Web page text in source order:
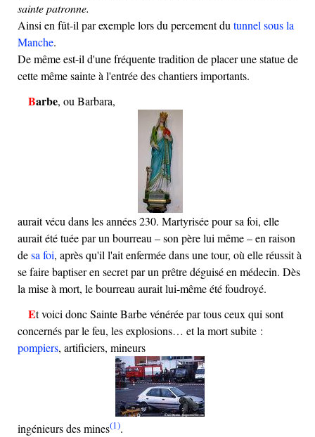
sainte patronne.
Ainsi en fût-il par exemple lors du percement du tunnel sous la
Manche.
De même est-il d'une fréquente tradition de placer une statue de
cette même sainte à l'entrée des chantiers importants.
Barbe, ou Barbara,
aurait vécu dans les années 230. Martyrisée pour sa foi, elle
aurait été tuée par un bourreau – son père lui même – en raison
desa foi, après qu'il l'ait enfermée dans une tour, où elle réussit à
se faire baptiser en secret par un prêtre déguisé en médecin. Dès
la mise à mort, le bourreau aurait lui-même été foudroyé.
Et voici donc Sainte Barbe vénérée par tous ceux qui sont
concernés par le feu, les explosions… et la mort subite :
pompiers, artificiers, mineurs
ingénieurs des mines(1).